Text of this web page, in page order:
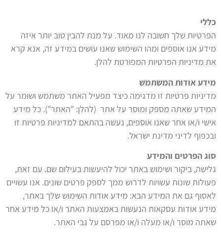
כללי
הפרטיות שלך חשובה לנו מאוד. על מנת להבין טוב יותר איזה
מידע אנו אוספים ומהו השימוש שאנו עושים במידע זה, אנא קרא
את מדיניות הפרטיות המפורטת להלן.
מידע אודות המשתמש
מדיניות פרטיות זו מדגימה כיצד מפעיל האתר משתמש ושומר על
המידע שאתה מספק ומוסר על אתר (להלן: "האתר"). כל מידע
אישי ו/או אחר שאנו אוספים, נעשה בהתאם למדיניות פרטיות זו
ובכפוף לדיני מדינת ישראל.
סוג הפרטים והמידע
גלישה, ביקור ושימוש באתר יכול להיעשות בעילום שם. עם זאת,
פעולות שונות עשויות לדרוש ממך לספק פרטים שונים. אנו עשויים
לאסוף גם את המידע הבא: מידע אודות השימוש שלך באתר,
מידע אודות עסקאות הנעשות באמצעות האתר ו/או כל מידע אחר
שאתה מוסר ו/או מעלה ו/או מפרסם על גבי האתר.